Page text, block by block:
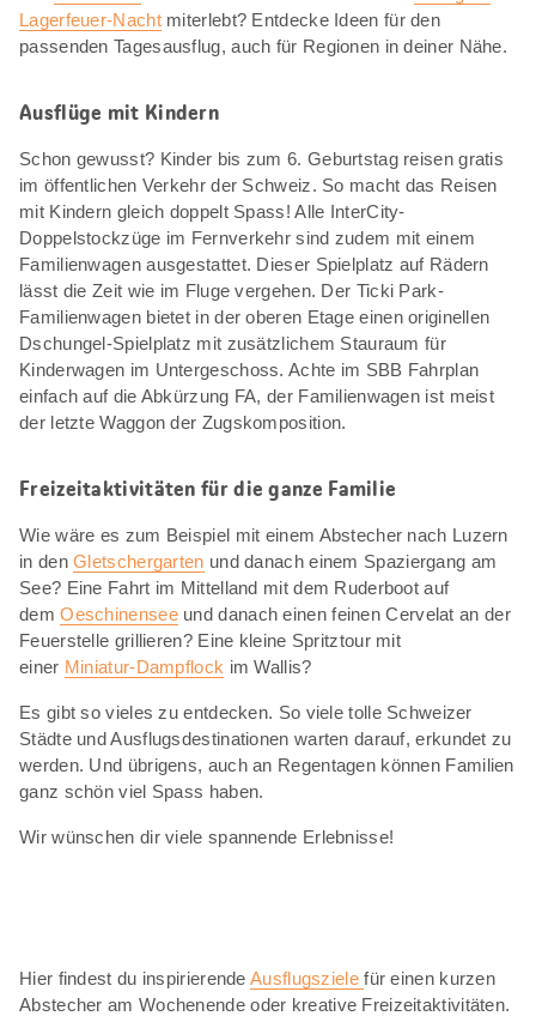
Lagerfeuer-Nachtmiterlebt? Entdecke Ideen für den
passenden Tagesausflug, auch für Regionen in deiner Nähe.
Ausflüge mit Kindern
Schon gewusst? Kinder bis zum 6. Geburtstag reisen gratis
im öffentlichen Verkehr der Schweiz. So macht das Reisen
mit Kindern gleich doppelt Spass! Alle InterCity-
Doppelstockzüge im Fernverkehr sind zudem mit einem
Familienwagen ausgestattet. Dieser Spielplatz auf Rädern
lässt die Zeit wie im Fluge vergehen. Der Ticki Park-
Familienwagen bietet in der oberen Etage einen originellen
Dschungel-Spielplatz mit zusätzlichem Stauraum für
Kinderwagen im Untergeschoss. Achte im SBB Fahrplan
einfach auf die Abkürzung FA, der Familienwagen ist meist
der letzte Waggon der Zugskomposition.
Freizeitaktivitäten für die ganze Familie
Wie wäre es zum Beispiel mit einem Abstecher nach Luzern
in denGletschergarten und danach einem Spaziergang am
See? Eine Fahrt im Mittelland mit dem Ruderboot auf
demOeschinenseeund danach einen feinen Cervelat an der
Feuerstelle grillieren? Eine kleine Spritztour mit
einer Miniatur-Dampflock im Wallis?
Es gibt so vieles zu entdecken. So viele tolle Schweizer
Städte und Ausflugsdestinationen warten darauf, erkundet zu
werden. Und übrigens, auch an Regentagen können Familien
ganz schön viel Spass haben.
Wir wünschen dir viele spannende Erlebnisse!
Hier findest du inspirierendeAusflugszielefür einen kurzen
Abstecher am Wochenende oder kreative Freizeitaktivitäten.